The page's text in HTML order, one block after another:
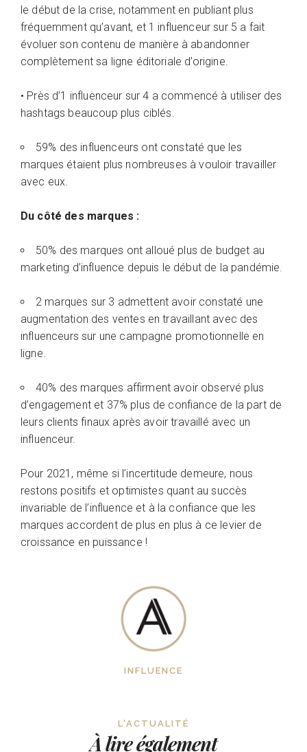
INFLUENCE
le début de la crise, notamment en publiant plus
fréquemment qu’avant, et 1 influenceur sur 5 a fait
évoluer son contenu de manière à abandonner
complètement sa ligne éditoriale d’origine.
• Près d’1 influenceur sur 4 a commencé à utiliser des
hashtags beaucoup plus ciblés.
59% des influenceurs ont constaté que les
marques étaient plus nombreuses à vouloir travailler
avec eux.
Du côté des marques :
50% des marques ont alloué plus de budget au
marketing d’influence depuis le début de la pandémie.
2 marques sur 3 admettent avoir constaté une
augmentation des ventes en travaillant avec des
influenceurs sur une campagne promotionnelle en
ligne.
40% des marques affirment avoir observé plus
d’engagement et 37% plus de confiance de la part de
leurs clients finaux après avoir travaillé avec un
influenceur.
Pour 2021, même si l’incertitude demeure, nous
restons positifs et optimistes quant au succès
invariable de l’influence et à la confiance que les
marques accordent de plus en plus à ce levier de
croissance en puissance !
L'ACTUALITÉ
À lire également